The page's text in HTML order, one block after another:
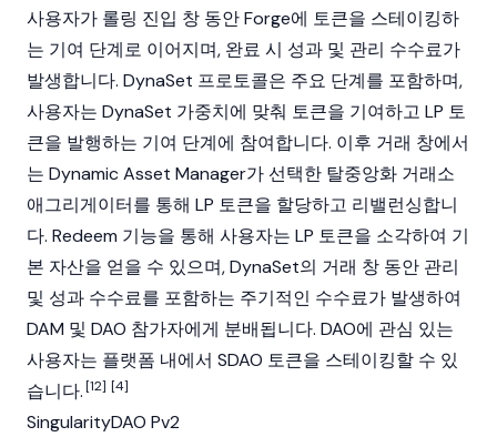
사용자가 롤링 진입 창 동안 Forge에 토큰을 스테이킹하
는 기여 단계로 이어지며, 완료 시 성과 및 관리 수수료가
발생합니다. DynaSet 프로토콜은 주요 단계를 포함하며,
사용자는 DynaSet 가중치에 맞춰 토큰을 기여하고 LP 토
큰을 발행하는 기여 단계에 참여합니다. 이후 거래 창에서
는 Dynamic Asset Manager가 선택한 탈중앙화 거래소
애그리게이터를 통해 LP 토큰을 할당하고 리밸런싱합니
다. Redeem 기능을 통해 사용자는 LP 토큰을 소각하여 기
본 자산을 얻을 수 있으며, DynaSet의 거래 창 동안 관리
및 성과 수수료를 포함하는 주기적인 수수료가 발생하여
DAM 및 DAO 참가자에게 분배됩니다. DAO에 관심 있는
사용자는 플랫폼 내에서 SDAO 토큰을 스테이킹할 수 있
습니다.[12] [4]
SingularityDAO Pv2